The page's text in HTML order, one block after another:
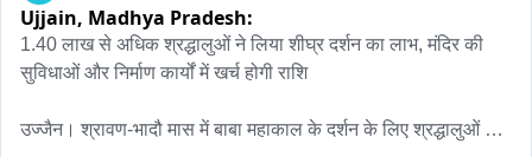
Ujjain, Madhya Pradesh:
1.40 लाख से अधिक श्रद्धालुओं ने लिया शीघ्र दर्शन का लाभ, मंदिर की
सुविधाओं और निर्माण कार्यों में खर्च होगी राशि
उज्जैन। श्रावण-भादौ मास में बाबा महाकाल के दर्शन के लिए श्रद्धालुओं की